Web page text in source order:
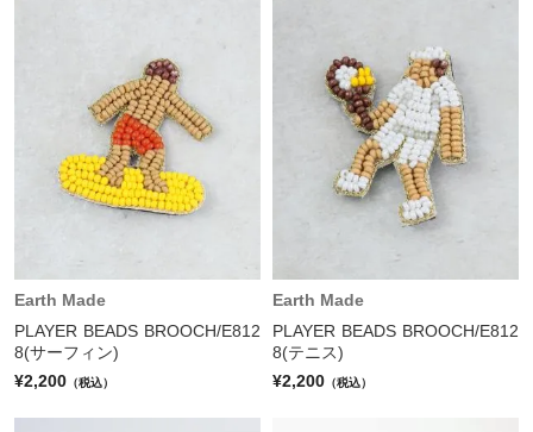
Earth Made
PLAYER BEADS BROOCH/E812
8(サーフィン)
¥2,200 （税込）
Earth Made
PLAYER BEADS BROOCH/E812
8(テニス)
¥2,200 （税込）